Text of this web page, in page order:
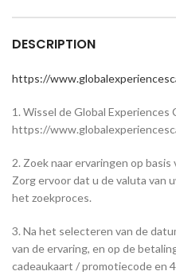
DESCRIPTION
https://
1. Wissel de Global
https://
2. Zoek naar ervaringen op
Zorg ervoor dat u de valuta van
het zoekproces.
3. Na het selecteren van de
van de ervaring, en op de
cadeaukaart / promotiecode en